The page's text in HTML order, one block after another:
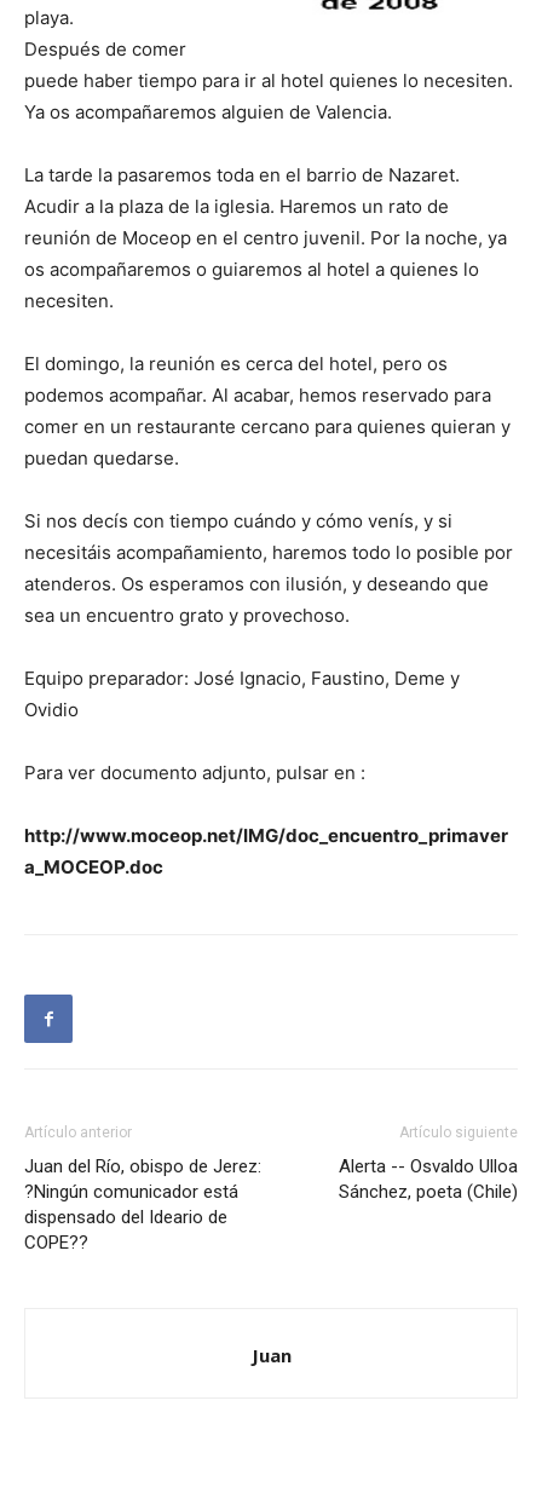
playa.
Después de comer
puede haber tiempo para ir al hotel quienes lo necesiten.
Ya os acompañaremos alguien de Valencia.
La tarde la pasaremos toda en el barrio de Nazaret.
Acudir a la plaza de la iglesia. Haremos un rato de
reunión de Moceop en el centro juvenil. Por la noche, ya
os acompañaremos o guiaremos al hotel a quienes lo
necesiten.
El domingo, la reunión es cerca del hotel, pero os
podemos acompañar. Al acabar, hemos reservado para
comer en un restaurante cercano para quienes quieran y
puedan quedarse.
Si nos decís con tiempo cuándo y cómo venís, y si
necesitáis acompañamiento, haremos todo lo posible por
atenderos. Os esperamos con ilusión, y deseando que
sea un encuentro grato y provechoso.
Equipo preparador: José Ignacio, Faustino, Deme y
Ovidio
Para ver documento adjunto, pulsar en :
http://www.moceop.net/IMG/doc_encuentro_primaver
a_MOCEOP.doc
Artículo anterior
Juan del Río, obispo de Jerez:
?Ningún comunicador está
dispensado del Ideario de
COPE??
Artículo siguiente
Alerta -- Osvaldo Ulloa
Sánchez, poeta (Chile)
Juan